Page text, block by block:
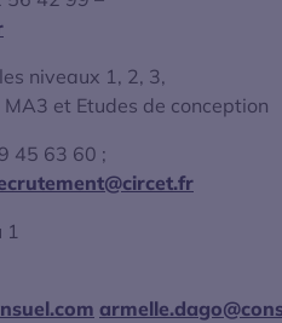
niveaux 1, 2, 3,
et Etudes de conception
45 63 60 ;
1